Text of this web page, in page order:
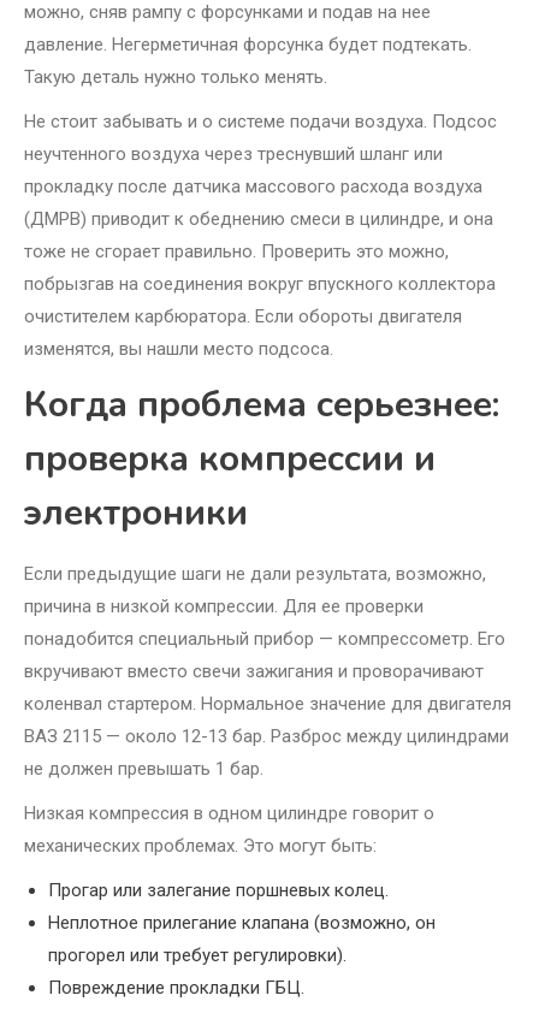
можно, сняв рампу с форсунками и подав на нее
давление. Негерметичная форсунка будет подтекать.
Такую деталь нужно только менять.
Не стоит забывать и о системе подачи воздуха. Подсос
неучтенного воздуха через треснувший шланг или
прокладку после датчика массового расхода воздуха
(ДМРВ) приводит к обеднению смеси в цилиндре, и она
тоже не сгорает правильно. Проверить это можно,
побрызгав на соединения вокруг впускного коллектора
очистителем карбюратора. Если обороты двигателя
изменятся, вы нашли место подсоса.
Когда проблема серьезнее:
проверка компрессии и
электроники
Если предыдущие шаги не дали результата, возможно,
причина в низкой компрессии. Для ее проверки
понадобится специальный прибор — компрессометр. Его
вкручивают вместо свечи зажигания и проворачивают
коленвал стартером. Нормальное значение для двигателя
ВАЗ 2115 — около 12-13 бар. Разброс между цилиндрами
не должен превышать 1 бар.
Низкая компрессия в одном цилиндре говорит о
механических проблемах. Это могут быть:
Прогар или залегание поршневых колец.
Неплотное прилегание клапана (возможно, он
прогорел или требует регулировки).
Повреждение прокладки ГБЦ.